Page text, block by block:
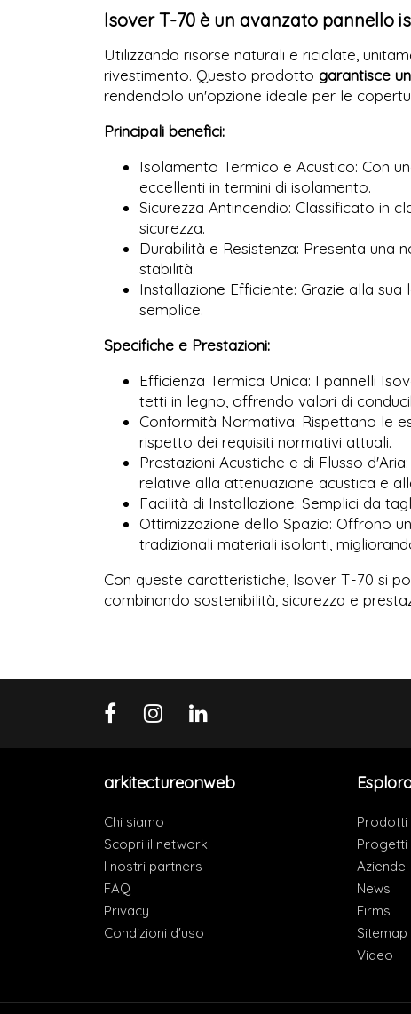
Isover T-70 è un avanzato pannello
Utilizzando risorse naturali e riciclate,
rivestimento. Questo prodotto garantisce
rendendolo un'opzione ideale per le
Principali benefici:
Isolamento Termico e Acustico: Con
eccellenti in termini di isolamento.
Sicurezza Antincendio: Classificato in
sicurezza.
Durabilità e Resistenza: Presenta una
stabilità.
Installazione Efficiente: Grazie alla
semplice.
Specifiche e Prestazioni:
Efficienza Termica Unica: I pannelli
tetti in legno, offrendo valori di
Conformità Normativa: Rispettano le
rispetto dei requisiti normativi attuali.
Prestazioni Acustiche e di Flusso
relative alla attenuazione acustica e
Facilità di Installazione: Semplici da
Ottimizzazione dello Spazio: Offrono
tradizionali materiali isolanti,
Con queste caratteristiche, Isover T-70 si
combinando sostenibilità, sicurezza e
arkitectureonweb
Chi siamo
Scopri il network
I nostri partners
FAQ
Privacy
Condizioni d'uso
Prodotti
Progetti
Aziende
News
Firms
Sitemap
Video